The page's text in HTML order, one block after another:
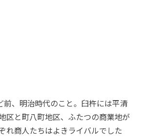
、明治時代のこと。臼杵には平清
区と町八町地区、ふたつの商業地が
れ商人たちはよきライバルでした